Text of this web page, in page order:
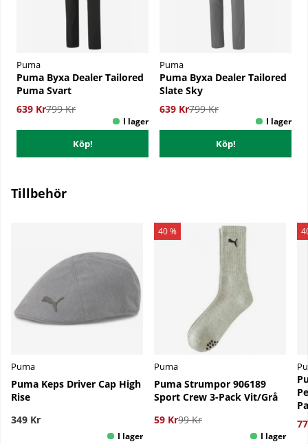
Puma
Puma Byxa Dealer Tailored
Puma Svart
639 Kr799 Kr
Köp!
Puma
Puma Byxa Dealer Tailored
Slate Sky
639 Kr799 Kr
Köp!
Tillbehör
Puma
Puma Keps Driver Cap High
Rise
349 Kr
40 %
Puma
Puma Strumpor 906189
Sport Crew 3-Pack Vit/Grå
59 Kr99 Kr